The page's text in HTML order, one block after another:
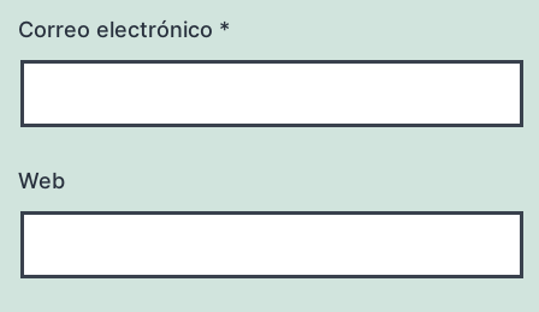
Correo electrónico *
Web